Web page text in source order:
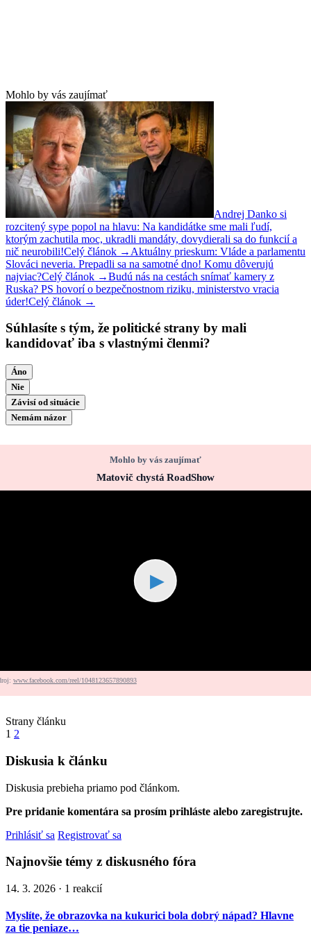
Mohlo by vás zaujímať
Andrej Danko si
rozcitený sype popol na hlavu: Na kandidátke sme mali ľudí,
ktorým zachutila moc, ukradli mandáty, dovydierali sa do funkcií a
nič neurobili!Celý článok → Aktuálny prieskum: Vláde a parlamentu
Slováci neveria. Prepadli sa na samotné dno! Komu dôverujú
najviac?Celý článok →Budú nás na cestách snímať kamery z
Ruska? PS hovorí o bezpečnostnom riziku, ministerstvo vracia
úder!Celý článok →
Súhlasíte s tým, že politické strany by mali
kandidovať iba s vlastnými členmi?
Áno
Nie
Závisí od situácie
Nemám názor
Mohlo by vás zaujímať
Matovič chystá RoadShow
▶
www.facebook.com/reel/1048123657890893
Strany článku
1 2
Diskusia k článku
Diskusia prebieha priamo pod článkom.
Pre pridanie komentára sa prosím prihláste alebo zaregistrujte.
Prihlásiť sa Registrovať sa
Najnovšie témy z diskusného fóra
14. 3. 2026 · 1 reakcií
Myslíte, že obrazovka na kukurici bola dobrý nápad? Hlavne
za tie peniaze…